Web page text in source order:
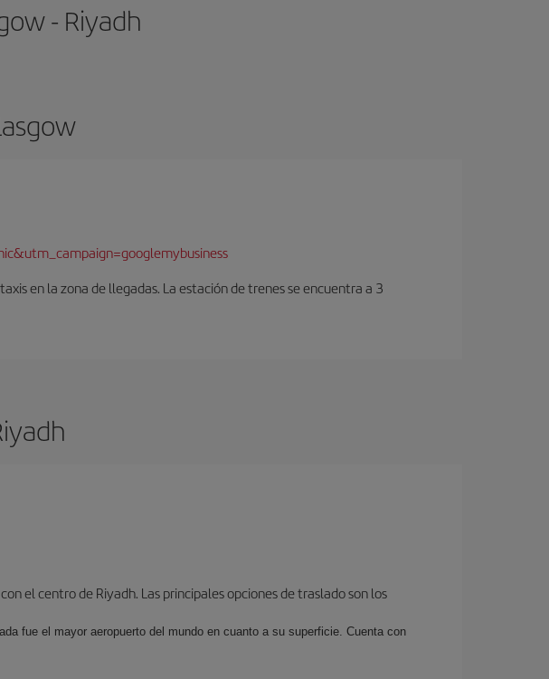
- Riyadh
en la zona de llegadas. La estación de trenes se encuentra a 3
el centro de Riyadh. Las principales opciones de traslado son los
fue el mayor aeropuerto del mundo en cuanto a su superficie. Cuenta con